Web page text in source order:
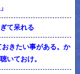
て呆れる
きたい事がある。か
いておけ。